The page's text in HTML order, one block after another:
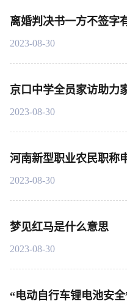
离婚判决书一方不签字
2023-08-30
京口中学全员家访助力
2023-08-30
河南新型职业农民职称
2023-08-30
梦见红马是什么意思
2023-08-30
“电动自行车锂电池安